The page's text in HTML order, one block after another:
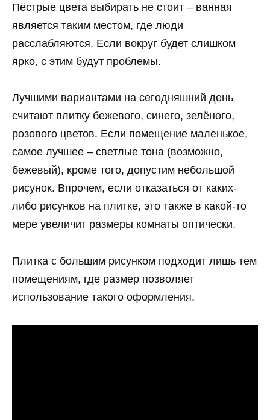
Пёстрые цвета выбирать не стоит – ванная
является таким местом, где люди
расслабляются. Если вокруг будет слишком
ярко, с этим будут проблемы.
Лучшими вариантами на сегодняшний день
считают плитку бежевого, синего, зелёного,
розового цветов. Если помещение маленькое,
самое лучшее – светлые тона (возможно,
бежевый), кроме того, допустим небольшой
рисунок. Впрочем, если отказаться от каких-
либо рисунков на плитке, это также в какой-то
мере увеличит размеры комнаты оптически.
Плитка с большим рисунком подходит лишь тем
помещениям, где размер позволяет
использование такого оформления.